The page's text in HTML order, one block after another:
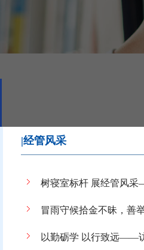
|经管风采
树寝室标杆 展经管风
冒雨守候拾金不昧，善
以勤砺学 以行致远——